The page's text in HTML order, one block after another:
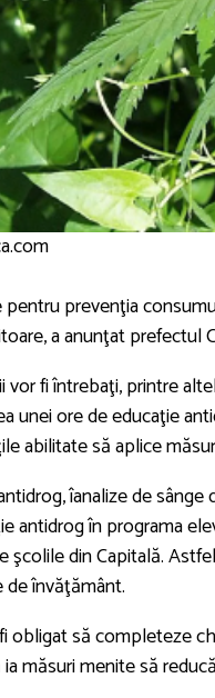
prevenţia
a anunţat prefectul
vor fi întrebaţi, printre
unei ore de educaţie
abilitate să aplice
îanalize de
antidrog în programa
şcolile din Capitală.
învăţământ.
obligat să completeze
măsuri menite să